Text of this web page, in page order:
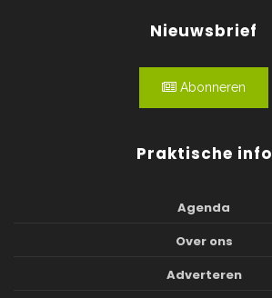
Nieuwsbrief
Abonneren
Praktische info
Agenda
Over ons
Adverteren